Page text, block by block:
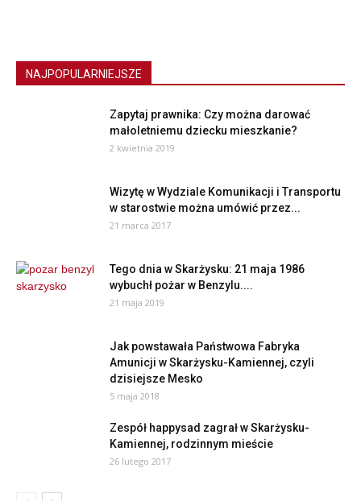
NAJPOPULARNIEJSZE
Zapytaj prawnika: Czy można darować
małoletniemu dziecku mieszkanie?
2 kwietnia 2019
Wizytę w Wydziale Komunikacji i Transportu
w starostwie można umówić przez...
21 marca 2017
Tego dnia w Skarżysku: 21 maja 1986
wybuchł pożar w Benzylu....
21 maja 2019
Jak powstawała Państwowa Fabryka
Amunicji w Skarżysku-Kamiennej, czyli
dzisiejsze Mesko
5 maja 2018
Zespół happysad zagrał w Skarżysku-
Kamiennej, rodzinnym mieście
26 lutego 2017